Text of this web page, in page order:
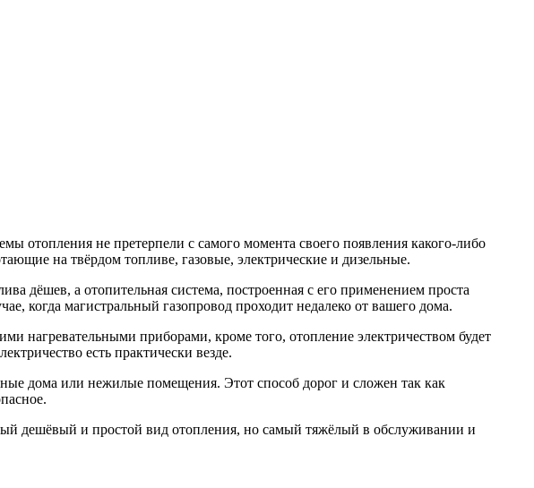
отопления не претерпели с самого момента своего появления какого-либо
на твёрдом топливе, газовые, электрические и дизельные.
дёшев, а отопительная система, построенная с его применением проста
когда магистральный газопровод проходит недалеко от вашего дома.
нагревательными приборами, кроме того, отопление электричеством будет
есть практически везде.
дома или нежилые помещения. Этот способ дорог и сложен так как
дешёвый и простой вид отопления, но самый тяжёлый в обслуживании и